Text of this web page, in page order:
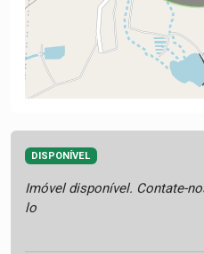
DISPONÍVEL
Imóvel disponível. Contate-
lo